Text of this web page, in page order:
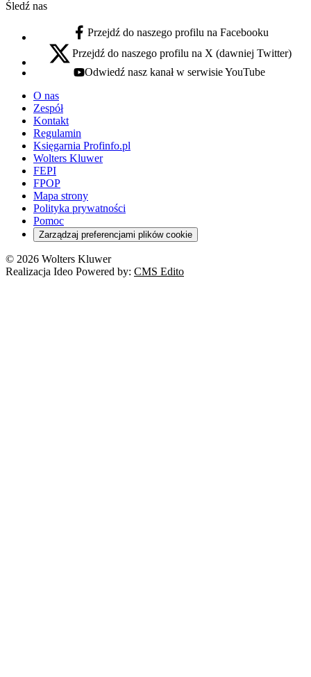
Śledź nas
facebook - otwiera się w nowej karcie
Przejdź do naszego profilu na Facebooku
x - otwiera się w nowej karcie
Przejdź do naszego profilu na X (dawniej Twitter)
youtube - otwiera się w nowej karcie
Odwiedź nasz kanał w serwisie YouTube
O nas
Zespół
Kontakt
Regulamin
Księgarnia Profinfo.pl
Wolters Kluwer
FEPI
FPOP
Mapa strony
Polityka prywatności
Pomoc
Zarządzaj preferencjami plików cookie
© 2026 Wolters Kluwer
Realizacja Ideo Powered by: CMS Edito